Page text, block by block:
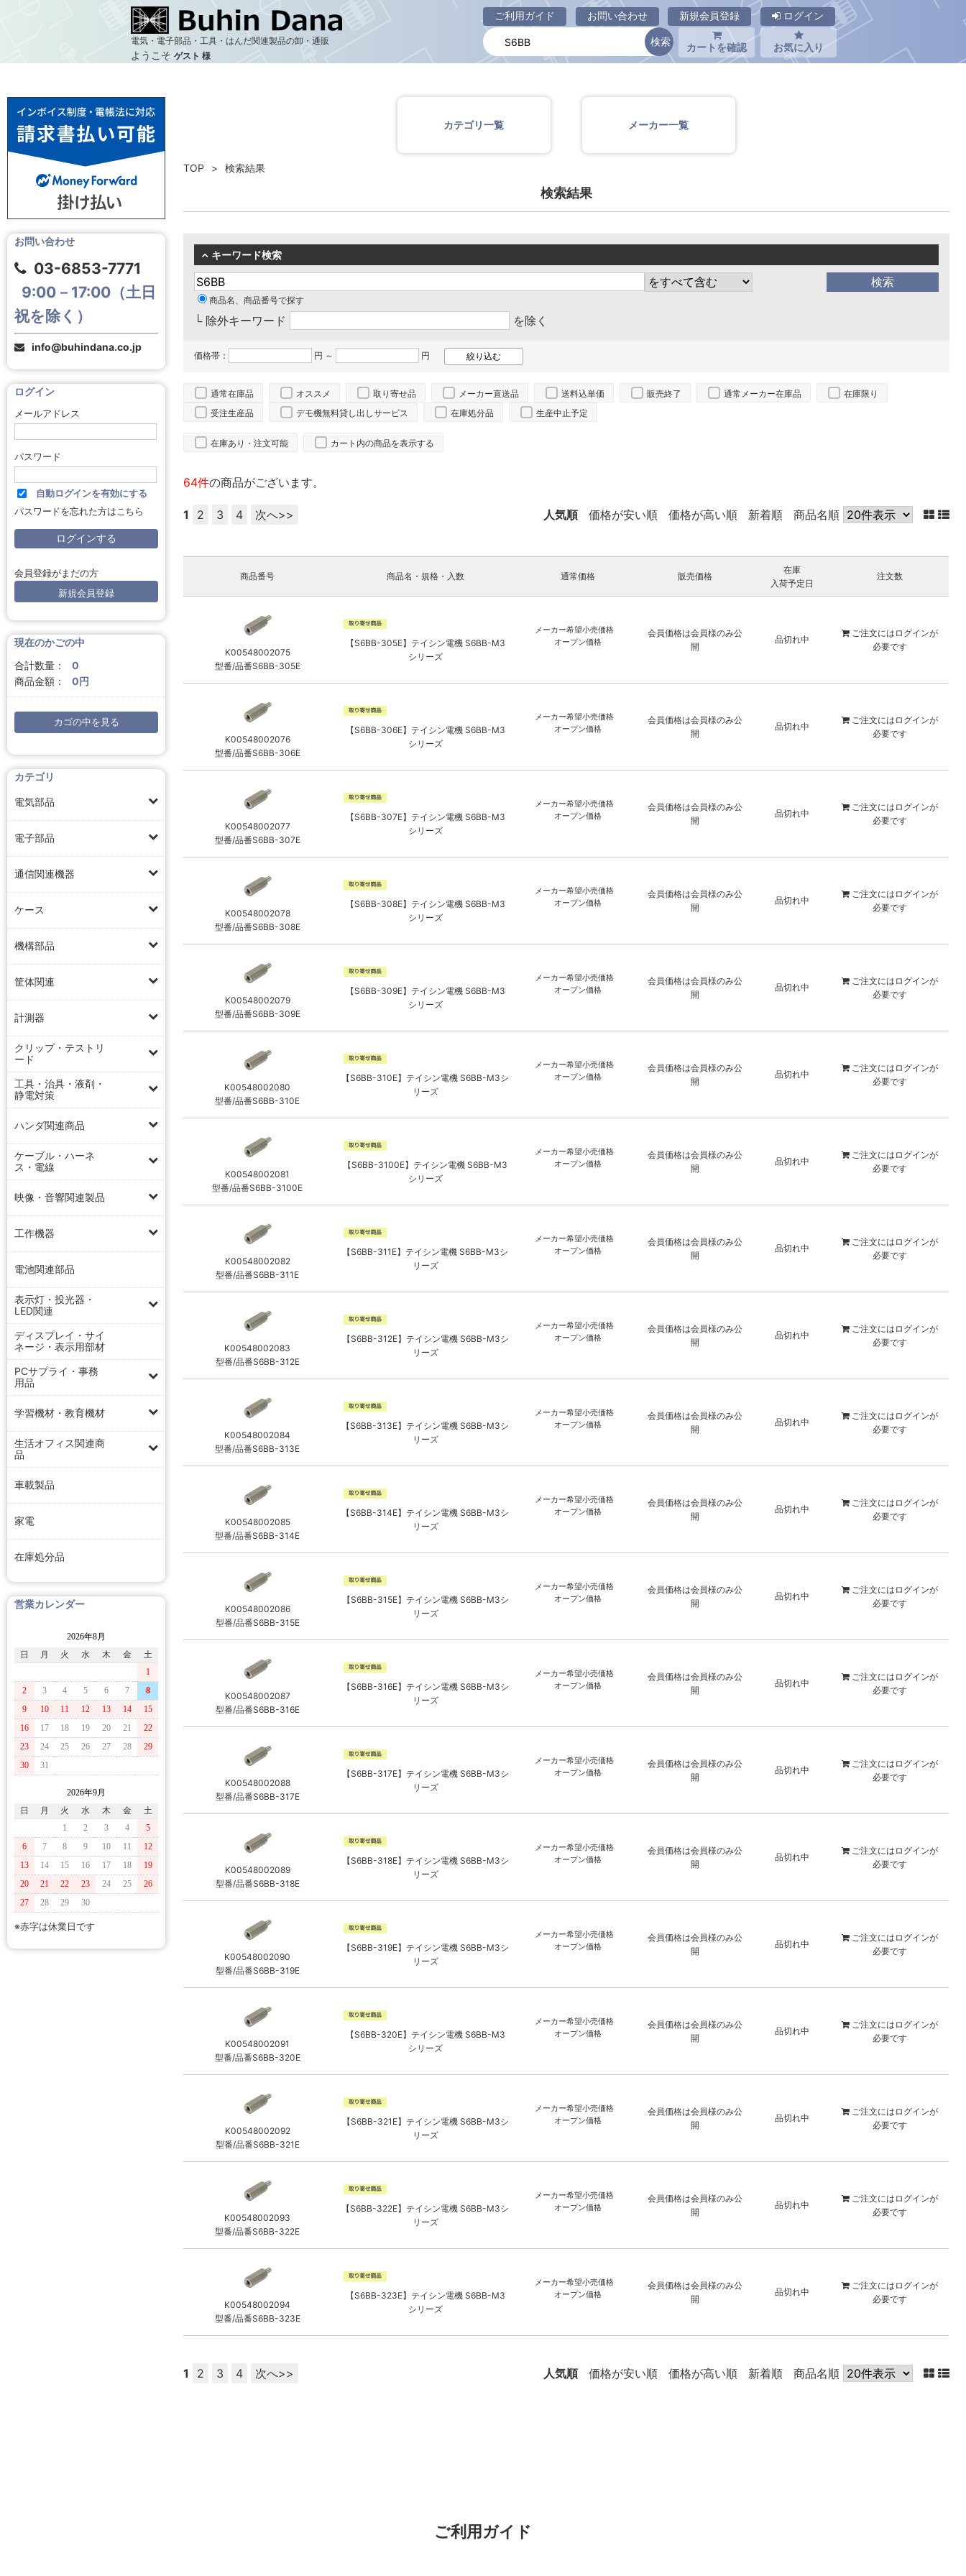
電気・電子部品・工具・はんだ関連製品の卸・通販
ようこそ ゲスト 様
ご利用ガイド お問い合わせ 新規会員登録 ログイン
カートを確認 お気に入り
商品一覧ページ
お問い合わせ
03-6853-7771
9:00－17:00（土日
祝を除く）
info@buhindana.co.jp
ログイン
メールアドレス
パスワード
自動ログインを有効にする
パスワードを忘れた方はこちら
会員登録がまだの方
新規会員登録
現在のかごの中
合計数量：
0
商品金額：
0円
カゴの中を見る
カテゴリ
電気部品
電子部品
通信関連機器
ケース
機構部品
筐体関連
計測器
クリップ・テストリ
ード
工具・治具・液剤・
静電対策
ハンダ関連商品
ケーブル・ハーネ
ス・電線
映像・音響関連製品
工作機器
電池関連部品
表示灯・投光器・
LED関連
ディスプレイ・サイ
ネージ・表示用部材
PCサプライ・事務
用品
学習機材・教育機材
生活オフィス関連商
品
車載製品
家電
在庫処分品
営業カレンダー
2026年8月
日
月 火 水 木 金
土
1
2
3 4 5 6 7
8
9
10 11 12 13 14
15
16
17 18 19 20 21
22
23
24 25 26 27 28
29
30
31
2026年9月
日
月 火 水 木 金
土
1
2 3 4
5
6
7 8 9 10 11
12
13
14 15 16 17 18
19
20
21 22 23 24 25
26
27
28 29 30
※赤字は休業日です
カテゴリ一覧 メーカー一覧
TOP 検索結果
検索結果
キーワード検索
商品名、商品番号で探す
└ 除外キーワード を除く
価格帯： 円 ～ 円
通常在庫品 オススメ 取り寄せ品 メーカー直送品 送料込単価 販売終了 通常メーカー在庫品
在庫限り
受注生産品
デモ機無料貸し出しサービス 在庫処分品 生産中止予定
在庫あり・注文可能 カート内の商品を表示する
64件の商品がございます。
人気順 価格が安い順 価格が高い順 新着順 商品名順
1 2 3 4 次へ>>
商品番号 商品名・規格・入数 通常価格 販売価格
在庫
入荷予定日
注文数
K00548002075
型番/品番S6BB-305E
【S6BB-305E】テイシン電機 S6BB-M3
シリーズ
メーカー希望小売価格
オープン価格
会員価格は会員様のみ公
開
品切れ中
ご注文には ログインが
必要です
K00548002076
型番/品番S6BB-306E
【S6BB-306E】テイシン電機 S6BB-M3
シリーズ
メーカー希望小売価格
オープン価格
会員価格は会員様のみ公
開
品切れ中
ご注文には ログインが
必要です
K00548002077
型番/品番S6BB-307E
【S6BB-307E】テイシン電機 S6BB-M3
シリーズ
メーカー希望小売価格
オープン価格
会員価格は会員様のみ公
開
品切れ中
ご注文には ログインが
必要です
K00548002078
型番/品番S6BB-308E
【S6BB-308E】テイシン電機 S6BB-M3
シリーズ
メーカー希望小売価格
オープン価格
会員価格は会員様のみ公
開
品切れ中
ご注文には ログインが
必要です
K00548002079
型番/品番S6BB-309E
【S6BB-309E】テイシン電機 S6BB-M3
シリーズ
メーカー希望小売価格
オープン価格
会員価格は会員様のみ公
開
品切れ中
ご注文には ログインが
必要です
K00548002080
型番/品番S6BB-310E
【S6BB-310E】テイシン電機 S6BB-M3シ
リーズ
メーカー希望小売価格
オープン価格
会員価格は会員様のみ公
開
品切れ中
ご注文には ログインが
必要です
K00548002081
型番/品番S6BB-3100E
【S6BB-3100E】テイシン電機 S6BB-M3
シリーズ
メーカー希望小売価格
オープン価格
会員価格は会員様のみ公
開
品切れ中
ご注文には ログインが
必要です
K00548002082
型番/品番S6BB-311E
【S6BB-311E】テイシン電機 S6BB-M3シ
リーズ
メーカー希望小売価格
オープン価格
会員価格は会員様のみ公
開
品切れ中
ご注文には ログインが
必要です
K00548002083
型番/品番S6BB-312E
【S6BB-312E】テイシン電機 S6BB-M3シ
リーズ
メーカー希望小売価格
オープン価格
会員価格は会員様のみ公
開
品切れ中
ご注文には ログインが
必要です
K00548002084
型番/品番S6BB-313E
【S6BB-313E】テイシン電機 S6BB-M3シ
リーズ
メーカー希望小売価格
オープン価格
会員価格は会員様のみ公
開
品切れ中
ご注文には ログインが
必要です
K00548002085
型番/品番S6BB-314E
【S6BB-314E】テイシン電機 S6BB-M3シ
リーズ
メーカー希望小売価格
オープン価格
会員価格は会員様のみ公
開
品切れ中
ご注文には ログインが
必要です
K00548002086
型番/品番S6BB-315E
【S6BB-315E】テイシン電機 S6BB-M3シ
リーズ
メーカー希望小売価格
オープン価格
会員価格は会員様のみ公
開
品切れ中
ご注文には ログインが
必要です
K00548002087
型番/品番S6BB-316E
【S6BB-316E】テイシン電機 S6BB-M3シ
リーズ
メーカー希望小売価格
オープン価格
会員価格は会員様のみ公
開
品切れ中
ご注文には ログインが
必要です
K00548002088
型番/品番S6BB-317E
【S6BB-317E】テイシン電機 S6BB-M3シ
リーズ
メーカー希望小売価格
オープン価格
会員価格は会員様のみ公
開
品切れ中
ご注文には ログインが
必要です
K00548002089
型番/品番S6BB-318E
【S6BB-318E】テイシン電機 S6BB-M3シ
リーズ
メーカー希望小売価格
オープン価格
会員価格は会員様のみ公
開
品切れ中
ご注文には ログインが
必要です
K00548002090
型番/品番S6BB-319E
【S6BB-319E】テイシン電機 S6BB-M3シ
リーズ
メーカー希望小売価格
オープン価格
会員価格は会員様のみ公
開
品切れ中
ご注文には ログインが
必要です
K00548002091
型番/品番S6BB-320E
【S6BB-320E】テイシン電機 S6BB-M3
シリーズ
メーカー希望小売価格
オープン価格
会員価格は会員様のみ公
開
品切れ中
ご注文には ログインが
必要です
K00548002092
型番/品番S6BB-321E
【S6BB-321E】テイシン電機 S6BB-M3シ
リーズ
メーカー希望小売価格
オープン価格
会員価格は会員様のみ公
開
品切れ中
ご注文には ログインが
必要です
K00548002093
型番/品番S6BB-322E
【S6BB-322E】テイシン電機 S6BB-M3シ
リーズ
メーカー希望小売価格
オープン価格
会員価格は会員様のみ公
開
品切れ中
ご注文には ログインが
必要です
K00548002094
型番/品番S6BB-323E
【S6BB-323E】テイシン電機 S6BB-M3
シリーズ
メーカー希望小売価格
オープン価格
会員価格は会員様のみ公
開
品切れ中
ご注文には ログインが
必要です
人気順 価格が安い順 価格が高い順 新着順 商品名順
1 2 3 4 次へ>>
ご利用ガイド